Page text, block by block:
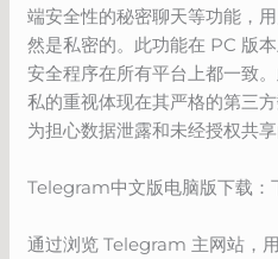
端安全性的秘密聊天等功能，
然是私密的。此功能在 PC 版
安全程序在所有平台上都一致
私的重视体现在其严格的第三
为担心数据泄露和未经授权共享
Telegram中文版电脑版下载：
通过浏览 Telegram 主网站，